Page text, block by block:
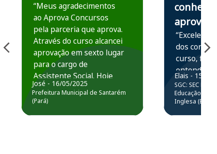
“Meus agradecimentos
ao Aprova Concursos
pela parceria que aprova.
Através do curso alcancei
aprovação em sexto lugar
para o cargo de
Assistente Social. Hoje
estou atuando na
Prefeitura de Santarém.
José - 16/05/2025
Prefeitura Municipal de Santarém
(Pará)
conhece,
aprova
“Excelente
dos
curso,
entender e
prática
resolução
questões.”
Elais - 15/07/
SGC: SEC BA
Educação
Inglesa (Edital